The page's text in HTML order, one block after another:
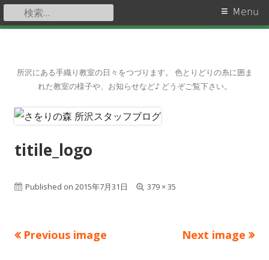
content
所沢にある手織り教室の日々をつづります。 色とりどりの糸に囲ま
れた教室の様子や、お知らせなど♪ どうぞご覧下さい。
Primary
Menu
検
索:
titile_logo
Published on 2015年7月31日
F
379 × 35
Previous image Next image